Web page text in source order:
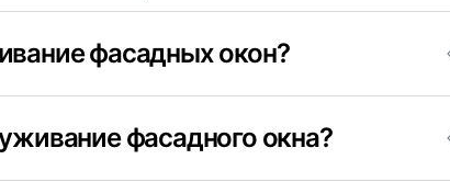
фасадных окон?
фасадного окна?